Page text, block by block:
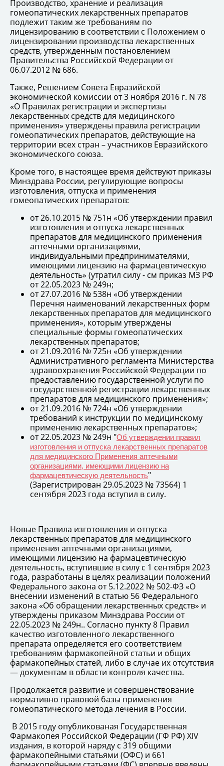
Производство, хранение и реализация
гомеопатических лекарственных препаратов
подлежит таким же требованиям по
лицензированию в соответствии с Положением о
лицензировании производства лекарственных
средств, утвержденным постановлением
Правительства Российской Федерации от
06.07.2012 № 686.
Также, Решением Совета Евразийской
экономической комиссии от 3 ноября 2016 г. N 78
«О Правилах регистрации и экспертизы
лекарственных средств для медицинского
применения» утверждены правила регистрации
гомеопатических препаратов, действующие на
территории всех стран – участников Евразийского
экономического союза.
Кроме того, в настоящее время действуют приказы
Минздрава России, регулирующие вопросы
изготовления, отпуска и применения
гомеопатических препаратов:
от 26.10.2015 № 751н «Об утверждении правил
изготовления и отпуска лекарственных
препаратов для медицинского применения
аптечными организациями,
индивидуальными предпринимателями,
имеющими лицензию на фармацевтическую
деятельность» (утратил силу - см приказ МЗ РФ
от 22.05.2023 № 249н;
от 27.07.2016 № 538н «Об утверждении
Перечня наименований лекарственных форм
лекарственных препаратов для медицинского
применения», которым утверждены
специальные формы гомеопатических
лекарственных препаратов;
от 21.09.2016 № 725н «Об утверждении
Административного регламента Министерства
здравоохранения Российской Федерации по
предоставлению государственной услуги по
государственной регистрации лекарственных
препаратов для медицинского применения»;
от 21.09.2016 № 724н «Об утверждении
требований к инструкции по медицинскому
применению лекарственных препаратов»;
от 22.05.2023 № 249н "Об утверждении правил
изготовления и отпуска лекарственных препаратов
для медицинского Применения аптечными
организациями, имеющими лицензию на
фармацевтическую деятельность"
(Зарегистрирован 29.05.2023 № 73564) 1
сентября 2023 года вступил в силу.
Новые Правила изготовления и отпуска
лекарственных препаратов для медицинского
применения аптечными организациями,
имеющими лицензию на фармацевтическую
деятельность, вступившие в силу с 1 сентября 2023
года, разработаны в целях реализации положений
Федерального закона от 5.12.2022 № 502-ФЗ «О
внесении изменений в статью 56 Федерального
закона «Об обращении лекарственных средств» и
утверждены приказом Минздрава России от
22.05.2023 № 249н.. Согласно пункту 8 Правил
качество изготовленного лекарственного
препарата определяется его соответствием
требованиям фармакопейной статьи и общих
фармакопейных статей, либо в случае их отсутствия
— документам в области контроля качества.
Продолжается развитие и совершенствование
нормативно правовой базы применения
гомеопатического метода лечения в России.
В 2015 году опубликованая Государственная
Фармакопея Российской Федерации (ГФ РФ) XIV
издания, в которой наряду с 319 общими
фармакопейными статьями (ОФС) и 661